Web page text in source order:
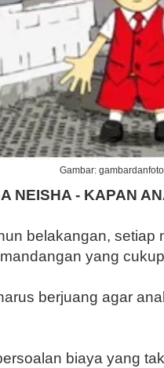
Gambar:
NEISHA - KAPAN
belakangan, setiap
yang
berjuang agar
biaya yang